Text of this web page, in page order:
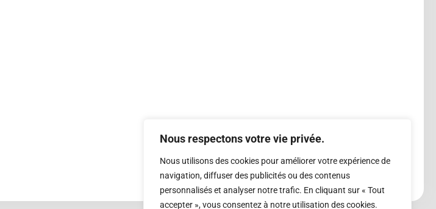
Nous respectons votre vie privée.
Nous utilisons des cookies pour améliorer votre expérience de
navigation, diffuser des publicités ou des contenus
personnalisés et analyser notre trafic. En cliquant sur « Tout
accepter », vous consentez à notre utilisation des cookies.